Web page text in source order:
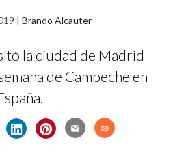
| Brando Alcauter
la ciudad de Madrid
de Campeche en
email link